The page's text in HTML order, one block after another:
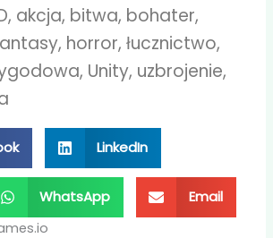
, akcja, bitwa, bohater,
, horror,łucznictwo,
, Unity, uzbrojenie,
LinkedIn
WhatsApp Email